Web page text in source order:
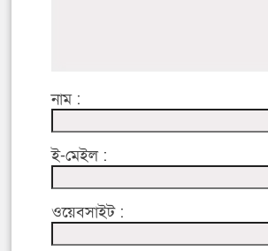
নাম :
ই-মেইল :
ওয়েবসাইট :